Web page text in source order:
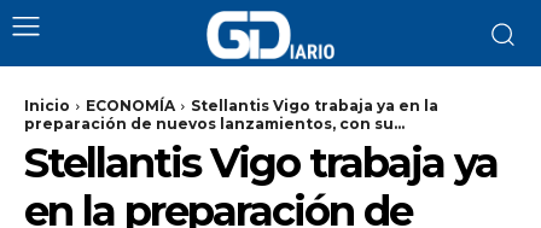
Inicio ECONOMÍA
Stellantis Vigo trabaja ya en la
preparación de nuevos lanzamientos, con su...
Stellantis Vigo trabaja ya
en la preparación de